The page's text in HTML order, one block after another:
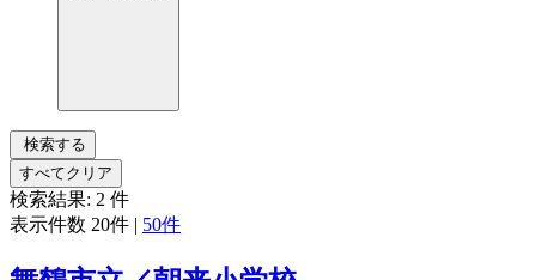
検索する
すべてクリア
検索結果: 2 件
表示件数 20件 | 50件